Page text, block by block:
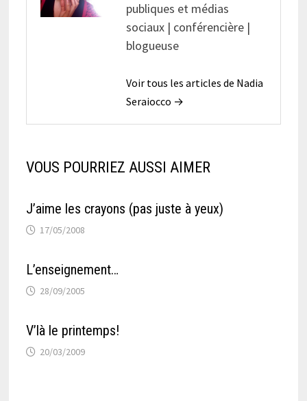
publiques et médias
sociaux | conférencière |
blogueuse
Voir tous les articles de Nadia
Seraiocco →
VOUS POURRIEZ AUSSI AIMER
J’aime les crayons (pas juste à yeux)
17/05/2008
L’enseignement…
28/09/2005
V’là le printemps!
20/03/2009